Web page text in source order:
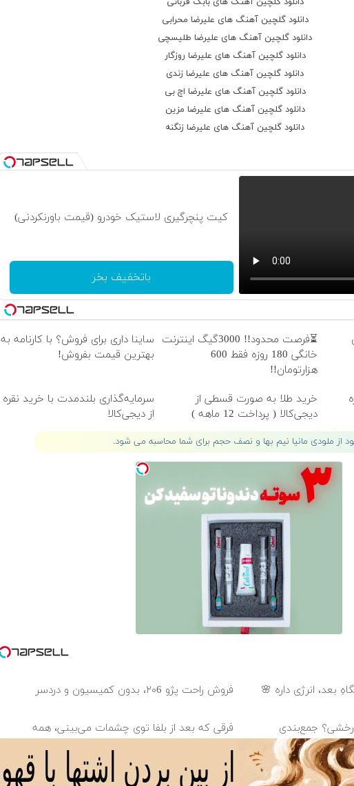
دانلود گلچین آهنگ های علیرضا محرابی
دانلود گلچین آهنگ های علیرضا طلیسچی
دانلود گلچین آهنگ های علیرضا روزگار
دانلود گلچین آهنگ های علیرضا زندی
دانلود گلچین آهنگ های علیرضا اچ بی
دانلود گلچین آهنگ های علیرضا مزین
دانلود گلچین آهنگ های علیرضا زنگنه
کیت پنچرگیری لاستیک خودرو (قیمت باورنکردنی)
باتخفیف بخر
⏳فرصت محدود!! 3000گیگ اینترنت
خانگی 180 روزه فقط 600
هزارتومان!!
ساینا داری برای فروش؟ با کارنامه به
بهترین قیمت بفروش!
خرید طلا به صورت قسطی از
دیجی‌کالا ( پرداخت 12 ماهه )
سرمایه‌گذاری بلندمدت با خرید نقره
از دیجی‌کالا
از ملودی مانیا نیم بها و نصف حجم برای شما محاسبه می شود.
بعد، انرژی داره 🌸 فروش راحت پژو ۲۰6، بدون کمیسیون و دردسر
جمع‌بندی
فرقی که بعد از بلفا توی چشمات می‌بینی، همه
متوجه میشن ✨
کل چهرتو
ابنجا ماشین شاهین خودتو سریع و راحت بفروش